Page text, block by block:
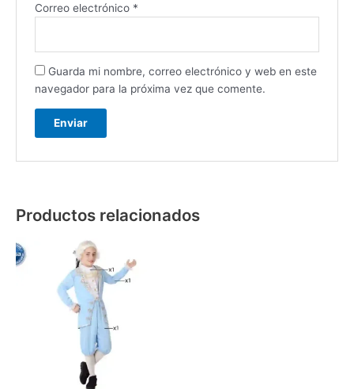
Correo electrónico *
Guarda mi nombre, correo electrónico y web en este
navegador para la próxima vez que comente.
Productos relacionados